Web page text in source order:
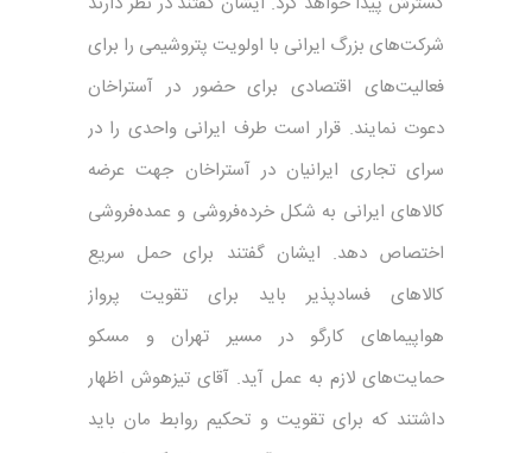
شرکت‌های بزرگ ایرانی با اولویت پتروشیمی را برای
فعالیت‌های اقتصادی برای حضور در آستراخان
دعوت نمایند. قرار است طرف ایرانی واحدی را در
سرای تجاری ایرانیان در آستراخان جهت عرضه
کالاهای ایرانی به شکل خرده‌فروشی و عمده‌فروشی
اختصاص دهد. ایشان گفتند برای حمل سریع
کالاهای فسادپذیر باید برای تقویت پرواز
هواپیماهای کارگو در مسیر تهران و مسکو
حمایت‌های لازم به عمل آید. آقای تیزهوش اظهار
داشتند که برای تقویت و تحکیم روابط مان باید